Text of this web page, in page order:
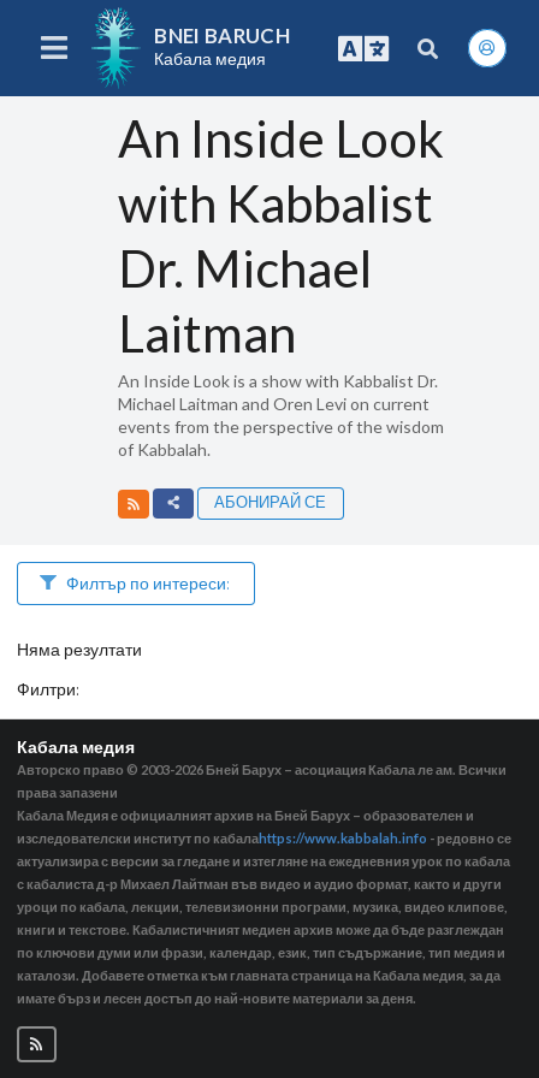
BNEI BARUCH
Кабала медия
An Inside Look
with Kabbalist
Dr. Michael
Laitman
An Inside Look is a show with Kabbalist Dr.
Michael Laitman and Oren Levi on current
events from the perspective of the wisdom
of Kabbalah.
АБОНИРАЙ СЕ
Филтър по интереси:
Няма резултати
Филтри:
Кабала медия
Авторско право © 2003-2026 Бней Барух – асоциация Кабала ле ам. Всички
права запазени
Кабала Медия е официалният архив на Бней Барух – образователен и
изследователски институт по кабалаhttps://www.kabbalah.info - редовно се
актуализира с версии за гледане и изтегляне на ежедневния урок по кабала
с кабалиста д-р Михаел Лайтман във видео и аудио формат, както и други
уроци по кабала, лекции, телевизионни програми, музика, видео клипове,
книги и текстове. Кабалистичният медиен архив може да бъде разглеждан
по ключови думи или фрази, календар, език, тип съдържание, тип медия и
каталози. Добавете отметка към главната страница на Кабала медия, за да
имате бърз и лесен достъп до най-новите материали за деня.